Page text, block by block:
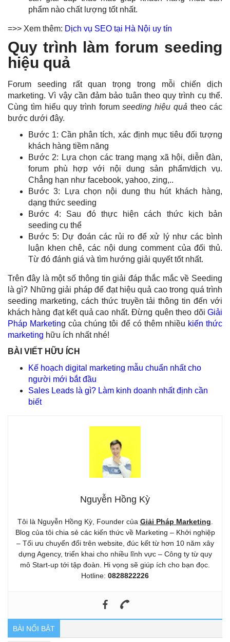
phẩm nào chất lượng tốt nhất.
=>> Xem thêm: Dịch vụ SEO tại Hà Nội uy tín
Quy trình làm forum seeding
hiệu quả
Forum seeding rất quan trọng trong mỗi chiến dịch
marketing. Vì vậy cần đảm bảo tuân theo quy trình cụ thể.
Cùng tìm hiểu quy trình forumseeding hiệu quảtheo các
bước dưới đây.
Bước 1: Cần phân tích, xác định mục tiêu đối tượng
khách hàng tiềm năng
Bước 2: Lựa chọn các trang mạng xã hội, diễn đàn,
forum phù hợp với nội dung sản phẩm/dịch vụ.
Chẳng hạn như facebook, yahoo, zing,..
Bước 3: Lựa chọn nội dung thu hút khách hàng,
dạng thức seeding
Bước 4: Sau đó thực hiện cách thức kịch bản
seeding cụ thể
Bước 5: Dự đoán các rủi ro để xử lý như các bình
luận khen chê, các nội dung comment của đối thủ.
Từ đó đánh giá và tìm hướng giải quyết tốt nhất.
Trên đây là một số thông tin giải đáp thắc mắc về Seeding
là gì? Những giải pháp để đạt hiệu quả cao trong quá trình
seeding marketing, cách thức truyền tải thông tin đến với
khách hàng đạt kết quả cao nhất. Đừng quên theo dõi Giải
Pháp Marketing của chúng tôi để có thêm nhiều kiến thức
marketing hữu ích nhất nhé!
BÀI VIẾT HỮU ÍCH
Kế hoạch digital marketing mẫu chuẩn nhất cho
người mới bắt đầu
Sales Leads là gì? Làm kinh doanh nhất định cần
biết
Nguyễn Hồng Kỳ
Tôi là Nguyễn Hồng Kỳ, Founder của Giải Pháp Marketing
Blog của tôi chia sẻ các kiến thức về Marketing – Khởi nghiệp
– Tối ưu chuyển đổi trên website, đúc kết từ hơn 10 năm xây
dựng Agency, triển khai cho nhiều lĩnh vực – Công ty từ quy
mô Start-up tới tập đoàn. Hi vọng sẽ giúp ích cho bạn đọc.
Hotline: 0828822226
BÀI NỔI BẬT